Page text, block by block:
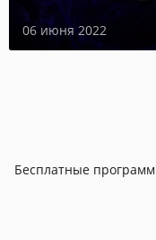
06 июня 2022
Бесплатные